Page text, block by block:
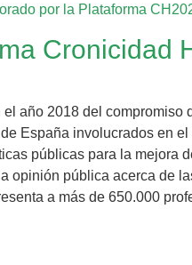
por la Plataforma
Cronicidad
el año 2018 del
España involucrados en
públicas para la mejora
opinión pública acerca de
a más de 650.000